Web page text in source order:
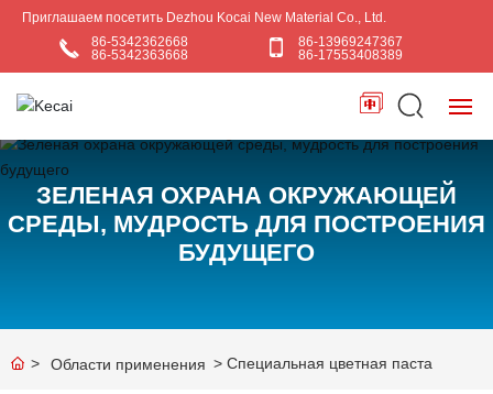
Приглашаем посетить Dezhou Kocai New Material Co., Ltd.
86-5342362668
86-5342363668
86-13969247367
86-17553408389
ГЛАВНАЯ
О НАС
ЗЕЛЕНАЯ ОХРАНА ОКРУЖАЮЩЕЙ
СРЕДЫ, МУДРОСТЬ ДЛЯ ПОСТРОЕНИЯ
БУДУЩЕГО
Области применения Специальная цветная паста